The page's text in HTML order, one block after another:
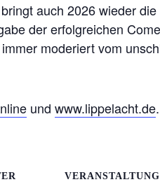
auch 2026 wieder
der erfolgreichen
moderiert vom
und www.lippelacht.de.